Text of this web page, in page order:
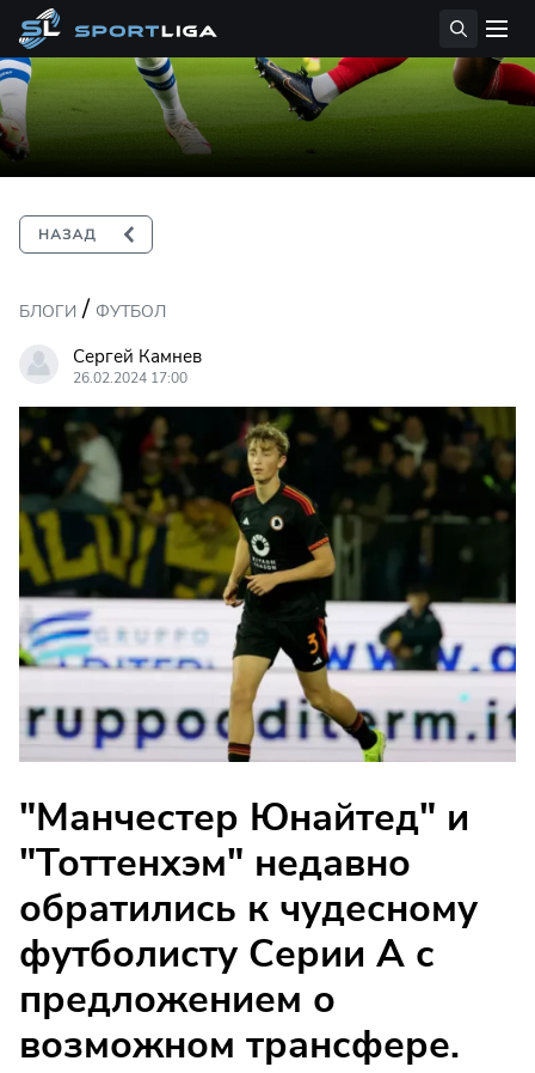
БЛОГИ / ФУТБОЛ
Сергей Камнев
26.02.2024 17:00
"Манчестер Юнайтед" и
"Тоттенхэм" недавно
обратились к чудесному
футболисту Серии А с
предложением о
возможном трансфере.